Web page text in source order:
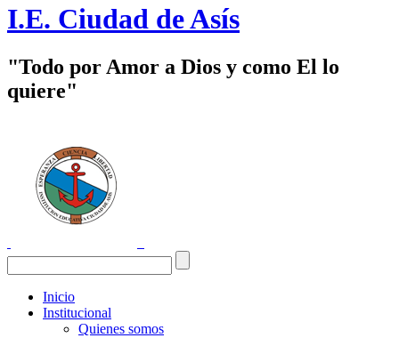
I.E. Ciudad de Asís
"Todo por Amor a Dios y como El lo
quiere"
Inicio
Institucional
Quienes somos